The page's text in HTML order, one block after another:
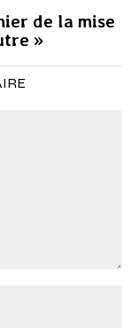
de la mise
»